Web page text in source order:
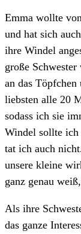
Emma wollte
und hat sich
ihre Windel
große
an das
liebsten alle 20
sodass ich sie
Windel sollte ich
tat ich auch
unsere kleine
ganz genau
Als ihre
das ganze